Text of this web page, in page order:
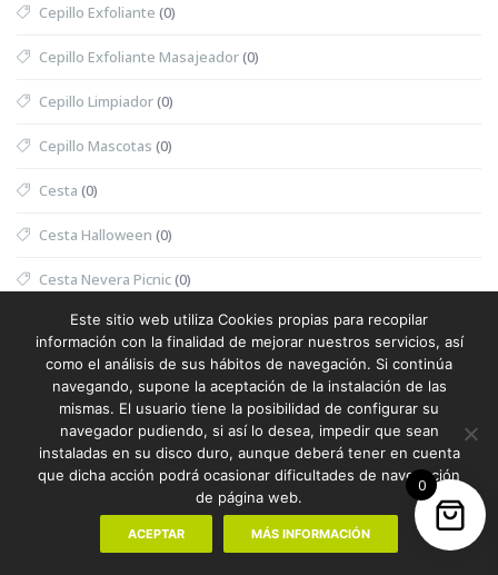
Cepillo Exfoliante (0)
Cepillo Exfoliante Masajeador(0)
Cepillo Limpiador(0)
Cepillo Mascotas (0)
Cesta (0)
Cesta Halloween (0)
Cesta Nevera Picnic(0)
Cesta Picnic (0)
Cesta Térmica (0)
Chaleco(1)
Chaleco Mujer(0)
Champanera
0
Este sitio web utiliza Cookies propias para recopilar
información con la finalidad de mejorar nuestros servicios, así
como el análisis de sus hábitos de navegación. Si continúa
navegando, supone la aceptación de la instalación de las
mismas. El usuario tiene la posibilidad de configurar su
navegador pudiendo, si así lo desea, impedir que sean
instaladas en su disco duro, aunque deberá tener en cuenta
que dicha acción podrá ocasionar dificultades de navegación
de página web.
ACEPTAR MÁS INFORMACIÓN